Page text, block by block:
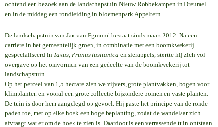
ochtend een bezoek aan de landschapstuin Nieuw Robbekampen in Dreumel
en in de middag een rondleiding in bloemenpark Appeltern.
De landschapstuin van Jan van Egmond bestaat sinds maart 2012. Na een
carrière in het gemeentelijk groen, in combinatie met een boomkwekerij
gespecialiseerd in Taxus, Prunus lusitanica en sierappels, stortte hij zich vol
overgave op het omvormen van een gedeelte van de boomkwekerij tot
landschapstuin.
Op het perceel van 1,5 hectare zien we vijvers, grote plantvakken, bogen voor
klimplanten en vooral een grote collectie bijzondere bomen en vaste planten.
De tuin is door hem aangelegd op gevoel. Hij paste het principe van de ronde
paden toe, met op elke hoek een hoge beplanting, zodat de wandelaar zich
afvraagt wat er om de hoek te zien is. Daardoor is een verrassende tuin ontstaan